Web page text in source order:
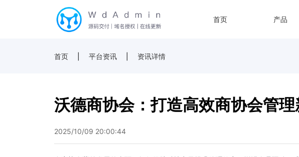
首页 产品
首页 平台资讯 资讯详情
沃德商协会：打造高效商协会管
2025/10/09 20:00:44